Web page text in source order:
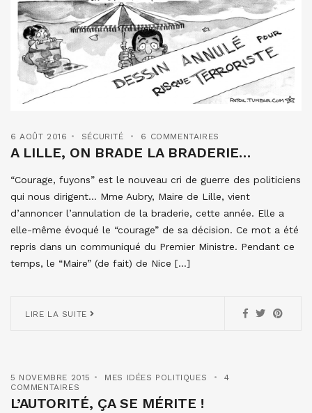
6 AOÛT 2016 SÉCURITÉ 6 COMMENTAIRES
A LILLE, ON BRADE LA BRADERIE…
“Courage, fuyons” est le nouveau cri de guerre des politiciens
qui nous dirigent… Mme Aubry, Maire de Lille, vient
d’annoncer l’annulation de la braderie, cette année. Elle a
elle-même évoqué le “courage” de sa décision. Ce mot a été
repris dans un communiqué du Premier Ministre. Pendant ce
temps, le “Maire” (de fait) de Nice […]
LIRE LA SUITE
5 NOVEMBRE 2015 MES IDÉES POLITIQUES
4
COMMENTAIRES
L’AUTORITÉ, ÇA SE MÉRITE !